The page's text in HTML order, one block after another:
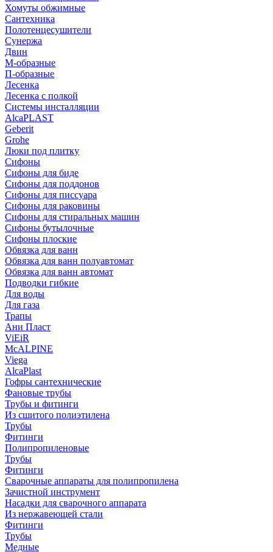
Хомуты обжимные
Сантехника
Полотенцесушители
Сунержа
Двин
М-образные
П-образные
Лесенка
Лесенка с полкой
Системы инсталляции
AlcaPLAST
Geberit
Grohe
Люки под плитку
Сифоны
Сифoны для биде
Сифoны для поддонов
Сифoны для писсуара
Сифоны для раковины
Сифоны для стиральных машин
Сифоны бутылочные
Сифоны плоские
Обвязка для ванн
Обвязка для ванн полуавтомат
Обвязка для ванн автомат
Подводки гибкие
Для воды
Для газа
Трапы
Ани Пласт
ViEiR
McALPINE
Viega
AlcaPlast
Гофры сантехнические
Фановые трубы
Трубы и фитинги
Из сшитого полиэтилена
Трубы
Фитинги
Полипропиленовые
Трубы
Фитинги
Сварочные аппараты для полипропилена
Зачистной инструмент
Насадки для сварочного аппарата
Из нержавеющей стали
Фитинги
Трубы
Медные